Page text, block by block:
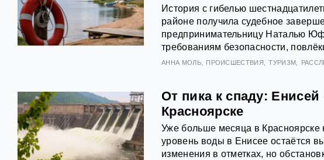
История с гибелью
районе получила судебное
предпринимательницу Наталью
требованиям безопасности,
АННА МОЛЬ ПРОИСШЕСТВИЯ ТУРИЗМ
От пика к спаду: Енисей
Красноярске
Уже больше месяца в Красноярске
уровень воды в Енисее остаётся
изменения в отметках, но